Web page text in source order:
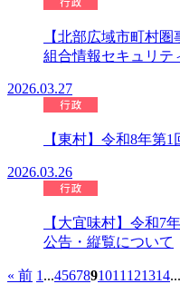
【北部広域市町村
組合情報セキュリテ
2026.03.27
【東村】令和8年第
2026.03.26
【大宜味村】令和7
公告・縦覧について
« 前 1 ...4567891011 121314...